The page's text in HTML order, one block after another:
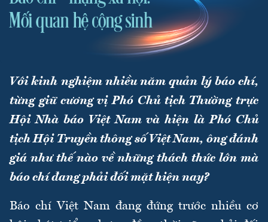
Với kinh nghiệm nhiều năm quản lý báo chí,
từng giữ cương vị Phó Chủ tịch Thường trực
Hội Nhà báo Việt Nam và hiện là Phó Chủ
tịch Hội Truyền thông số Việt Nam, ông đánh
giá như thế nào về những thách thức lớn mà
báo chí đang phải đối mặt hiện nay?
Báo chí Việt Nam đang đứng trước nhiều cơ